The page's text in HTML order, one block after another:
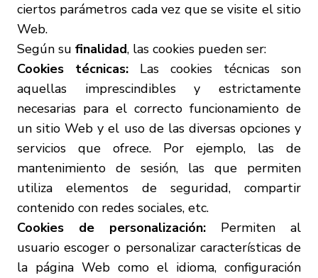
ciertos parámetros cada vez que se visite el sitio
Web.
Según su finalidad, las cookies pueden ser:
Cookies técnicas: Las cookies técnicas son
aquellas imprescindibles y estrictamente
necesarias para el correcto funcionamiento de
un sitio Web y el uso de las diversas opciones y
servicios que ofrece. Por ejemplo, las de
mantenimiento de sesión, las que permiten
utiliza elementos de seguridad, compartir
contenido con redes sociales, etc.
Cookies de personalización: Permiten al
usuario escoger o personalizar características de
la página Web como el idioma, configuración